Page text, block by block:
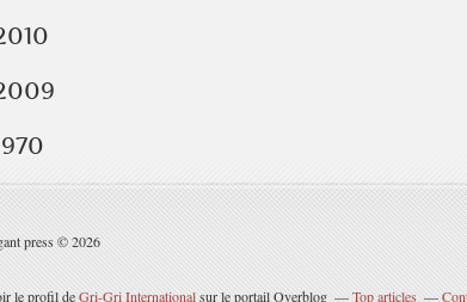
press © 2026
le profil deGri-Gri Internationalsur le portail Overblog Top articles